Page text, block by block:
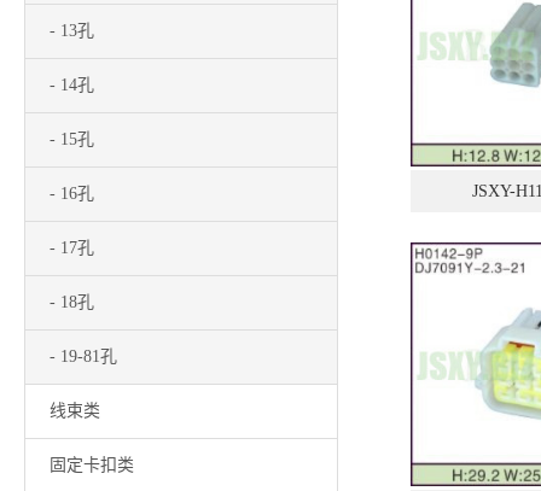
- 13孔
- 14孔
- 15孔
- 16孔
- 17孔
- 18孔
- 19-81孔
线束类
固定卡扣类
JSXY-